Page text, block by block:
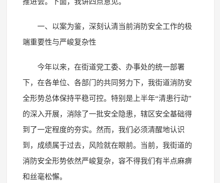
一、以案为鉴，深刻认清当前消防安全工作的极
端重要性与严峻复杂性
今年以来，在街道党工委、办事处的统一部署
下，在各单位、各部门的共同努力下，我街道消防安
全形势总体保持平稳可控。特别是上半年“清患行动”
的深入开展，消除了一批安全隐患，辖区安全基础得
到了一定程度的夯实。然而，我们必须清醒地认识
到，成绩属于过去，风险就在眼前。当前，我街道的
消防安全形势依然严峻复杂，容不得我们有半点麻痹
和丝毫松懈。